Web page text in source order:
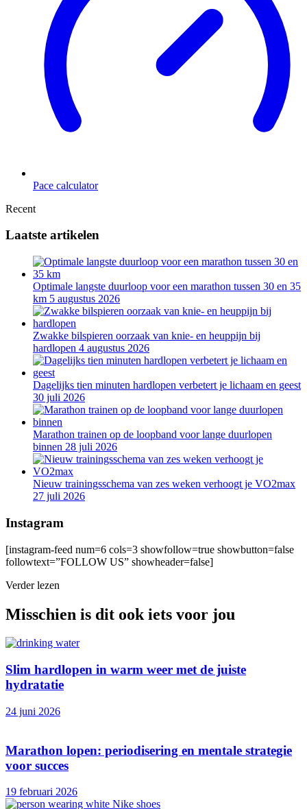
Pace calculator
Recent
Laatste artikelen
Optimale langste duurloop voor een marathon tussen 30 en 35
km 5 augustus 2026
Zwakke bilspieren oorzaak van knie- en heuppijn bij
hardlopen 4 augustus 2026
Dagelijks tien minuten hardlopen verbetert je lichaam en geest
30 juli 2026
Marathon trainen op de loopband voor lange duurlopen
binnen 28 juli 2026
Nieuw trainingsschema van zes weken verhoogt je VO2max
27 juli 2026
Instagram
[instagram-feed num=6 cols=3 showfollow=true showbutton=false
followtext=”FOLLOW US” showheader=false]
Verder lezen
Misschien is dit ook iets voor jou
Slim hardlopen in warm weer met de juiste
hydratatie
24 juni 2026
Marathon lopen: periodisering en mentale strategie
voor succes
19 februari 2026